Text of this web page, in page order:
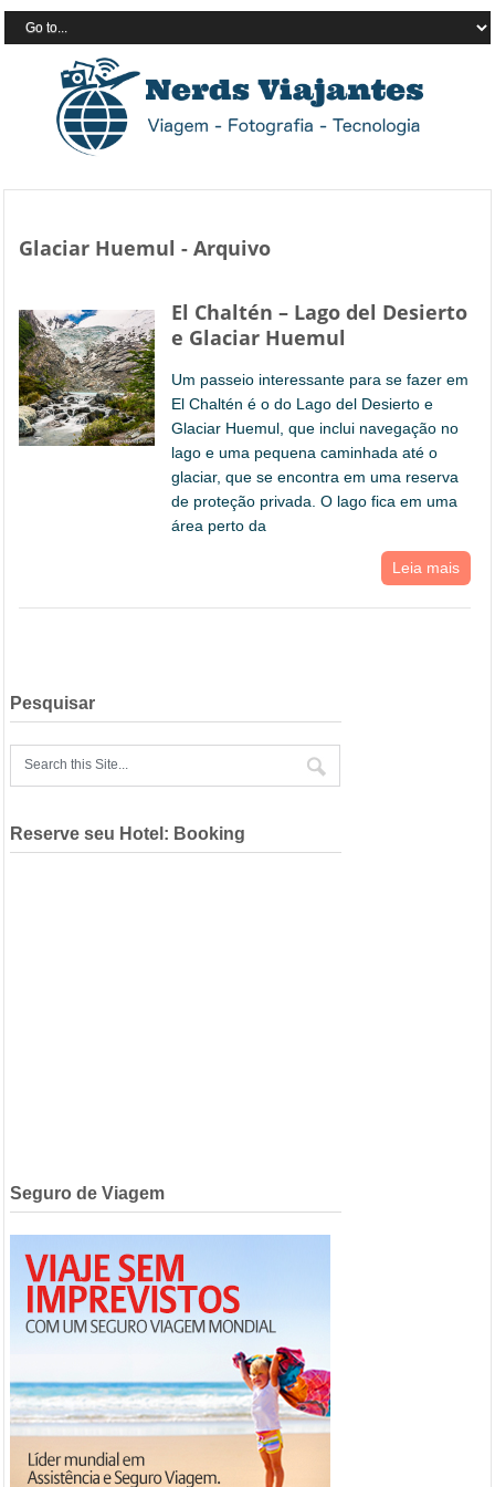
Glaciar Huemul - Arquivo
El Chaltén – Lago del Desierto
e Glaciar Huemul
Um passeio interessante para se fazer em
El Chaltén é o do Lago del Desierto e
Glaciar Huemul, que inclui navegação no
lago e uma pequena caminhada até o
glaciar, que se encontra em uma reserva
de proteção privada. O lago fica em uma
área perto da
Leia mais
Pesquisar
Reserve seu Hotel: Booking
Seguro de Viagem